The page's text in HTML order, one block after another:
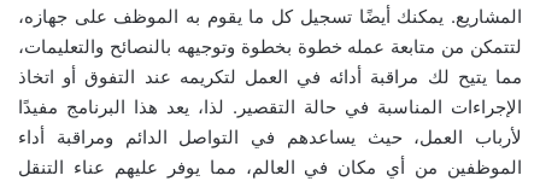
المشاريع. يمكنك أيضًا تسجيل كل ما يقوم به الموظف على جهازه،
لتتمكن من متابعة عمله خطوة بخطوة وتوجيهه بالنصائح والتعليمات،
مما يتيح لك مراقبة أدائه في العمل لتكريمه عند التفوق أو اتخاذ
الإجراءات المناسبة في حالة التقصير. لذا، يعد هذا البرنامج مفيدًا
لأرباب العمل، حيث يساعدهم في التواصل الدائم ومراقبة أداء
الموظفين من أي مكان في العالم، مما يوفر عليهم عناء التنقل